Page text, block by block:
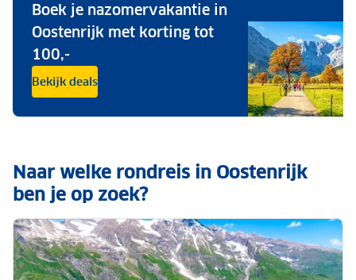
Boek je nazomervakantie in
Oostenrijk met korting tot
100,-
Bekijk deals
Naar welke rondreis in Oostenrijk
ben je op zoek?